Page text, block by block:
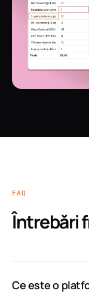
FAQ
Întrebări
Ce este o